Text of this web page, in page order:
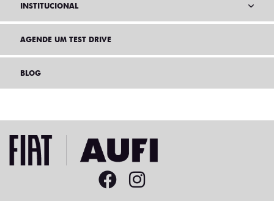
INSTITUCIONAL
AGENDE UM TEST DRIVE
BLOG